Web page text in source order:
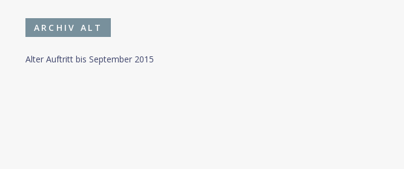
ARCHIV ALT
Alter Auftritt bis September 2015